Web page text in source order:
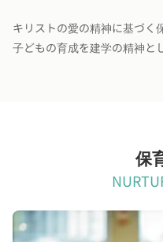
キリストの愛の精神に基づく
子どもの育成を建学の精神と
保